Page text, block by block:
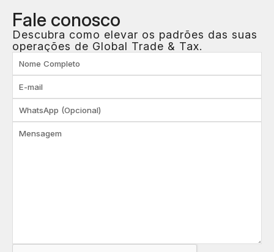
Fale conosco
Descubra como elevar os padrões das suas
operações de Global Trade & Tax.